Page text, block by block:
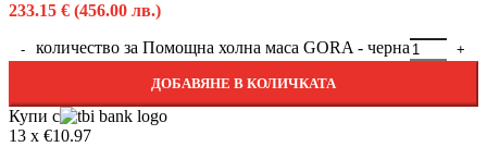
233.15 € (456.00 лв.)
количество за Помощна холна маса GORA - черна
ДОБАВЯНЕ В КОЛИЧКАТА
Купи с
13 x €10.97